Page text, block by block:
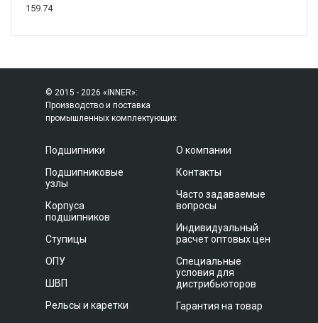
159.74
© 2015 - 2026 «INNER»:
Производство и поставка
промышленных комплектующих
Подшипники
Подшипниковые
узлы
Корпуса
подшипников
Ступицы
ОПУ
ШВП
Рельсы и каретки
О компании
Контакты
Часто задаваемые
вопросы
Индивидуальный
расчет оптовых цен
Специальные
условия для
дистрибьюторов
Гарантия на товар